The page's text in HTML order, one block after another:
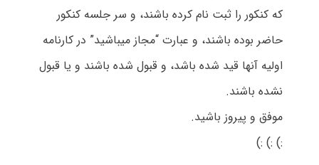
که کنکور را ثبت نام کرده باشند، و سر جلسه کنکور
حاضر بوده باشند، و عبارت “مجاز میباشید” در کارنامه
اولیه آنها قید شده باشد، و قبول شده باشند و یا قبول
نشده باشند.
موفق و پیروز باشید.
:) :) :)